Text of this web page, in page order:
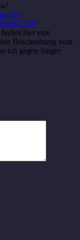
Die-
hier eine
Beschreibung vom
ich gegen Singer